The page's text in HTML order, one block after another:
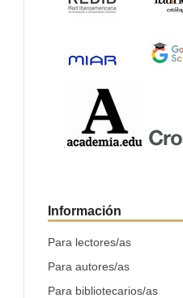
Información
Para lectores/as
Para autores/as
Para bibliotecarios/as